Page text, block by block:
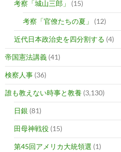
考察「城山三郎」 (15)
考察「官僚たちの夏」 (12)
近代日本政治史を四分割する (4)
帝国憲法講義 (41)
検察人事 (36)
誰も教えない時事と教養 (3,130)
日銀 (81)
田母神戦役 (15)
第45回アメリカ大統領選 (1)